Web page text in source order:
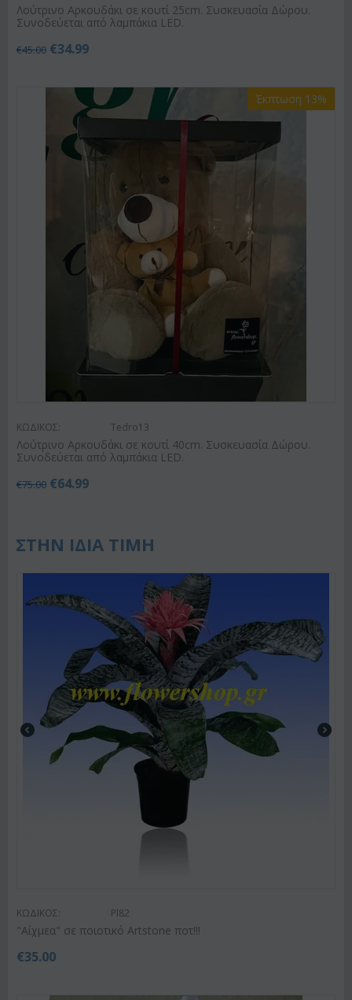
Λούτρινο Αρκουδάκι σε κουτί 25cm. Συσκευασία Δώρου.
Συνοδεύεται από λαμπάκια LED.
€45.00 €34.99
Έκπτωση 13%
ΚΩΔΙΚΟΣ: Tedro13
Λούτρινο Αρκουδάκι σε κουτί 40cm. Συσκευασία Δώρου.
Συνοδεύεται από λαμπάκια LED.
€75.00 €64.99
ΣΤΗΝ ΙΔΙΑ ΤΙΜΗ
ΚΩΔΙΚΟΣ: Pl82
"Αίχμεα" σε ποιοτικό Artstone ποτ!!!
€35.00